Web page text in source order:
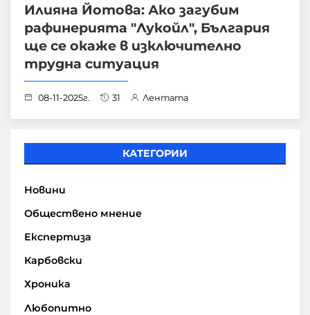
Илияна Йотова: Ако загубим
рафинерията "Лукойл", България
ще се окаже в изключително
трудна ситуация
08-11-2025г. 31 Лентата
КАТЕГОРИИ
Новини
Обществено мнение
Експертиза
Карбовски
Хроника
Любопитно